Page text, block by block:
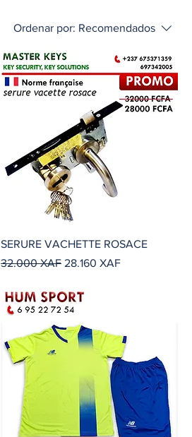
Ordenar por: Recomendados
SERURE VACHETTE ROSACE
Precio
32.000 XAF Precio de oferta
28.160 XAF